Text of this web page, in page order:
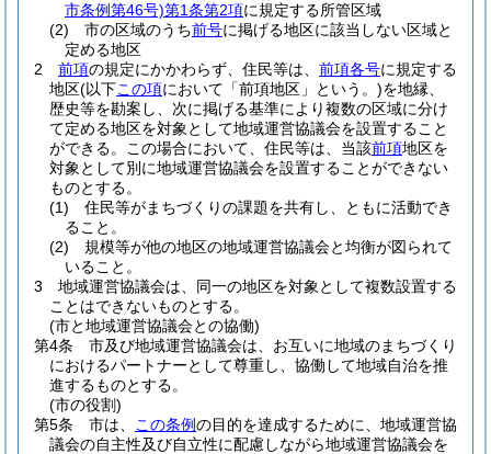
市条例第46号)第1条第2項に規定する所管区域
(2)
市の区域のうち前号に掲げる地区に該当しない区域と
定める地区
2
前項の規定にかかわらず、住民等は、 前項各号に規定する
地区(以下この項において「前項地区」という。)を地縁、
歴史等を勘案し、次に掲げる基準により複数の区域に分け
て定める地区を対象として地域運営協議会を設置すること
ができる。
この場合において、住民等は、当該前項地区を
対象として別に地域運営協議会を設置することができない
ものとする。
(1)
住民等がまちづくりの課題を共有し、ともに活動でき
ること。
(2)
規模等が他の地区の地域運営協議会と均衡が図られて
いること。
3
地域運営協議会は、同一の地区を対象として複数設置する
ことはできないものとする。
(市と地域運営協議会との協働)
第4条
市及び地域運営協議会は、お互いに地域のまちづくり
におけるパートナーとして尊重し、協働して地域自治を推
進するものとする。
(市の役割)
第5条
市は、 この条例の目的を達成するために、地域運営協
議会の自主性及び自立性に配慮しながら地域運営協議会を